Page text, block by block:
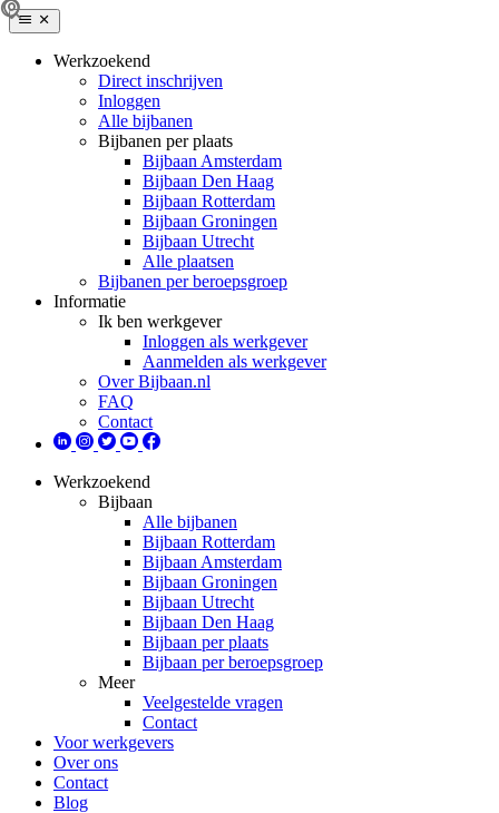
Werkzoekend
Direct inschrijven
Inloggen
Alle bijbanen
Bijbanen per plaats
Bijbaan Amsterdam
Bijbaan Den Haag
Bijbaan Rotterdam
Bijbaan Groningen
Bijbaan Utrecht
Alle plaatsen
Bijbanen per beroepsgroep
Informatie
Ik ben werkgever
Inloggen als werkgever
Aanmelden als werkgever
Over Bijbaan.nl
FAQ
Contact
Werkzoekend
Bijbaan
Alle bijbanen
Bijbaan Rotterdam
Bijbaan Amsterdam
Bijbaan Groningen
Bijbaan Utrecht
Bijbaan Den Haag
Bijbaan per plaats
Bijbaan per beroepsgroep
Meer
Veelgestelde vragen
Contact
Voor werkgevers
Over ons
Contact
Blog